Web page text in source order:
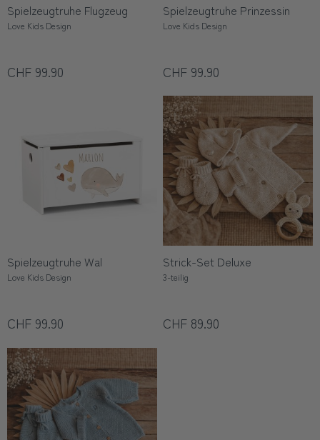
Spielzeugtruhe Flugzeug
Love Kids Design
CHF 99.90
Spielzeugtruhe Prinzessin
Love Kids Design
CHF 99.90
Spielzeugtruhe Wal
Love Kids Design
CHF 99.90
Strick-Set Deluxe
3-teilig
CHF 89.90